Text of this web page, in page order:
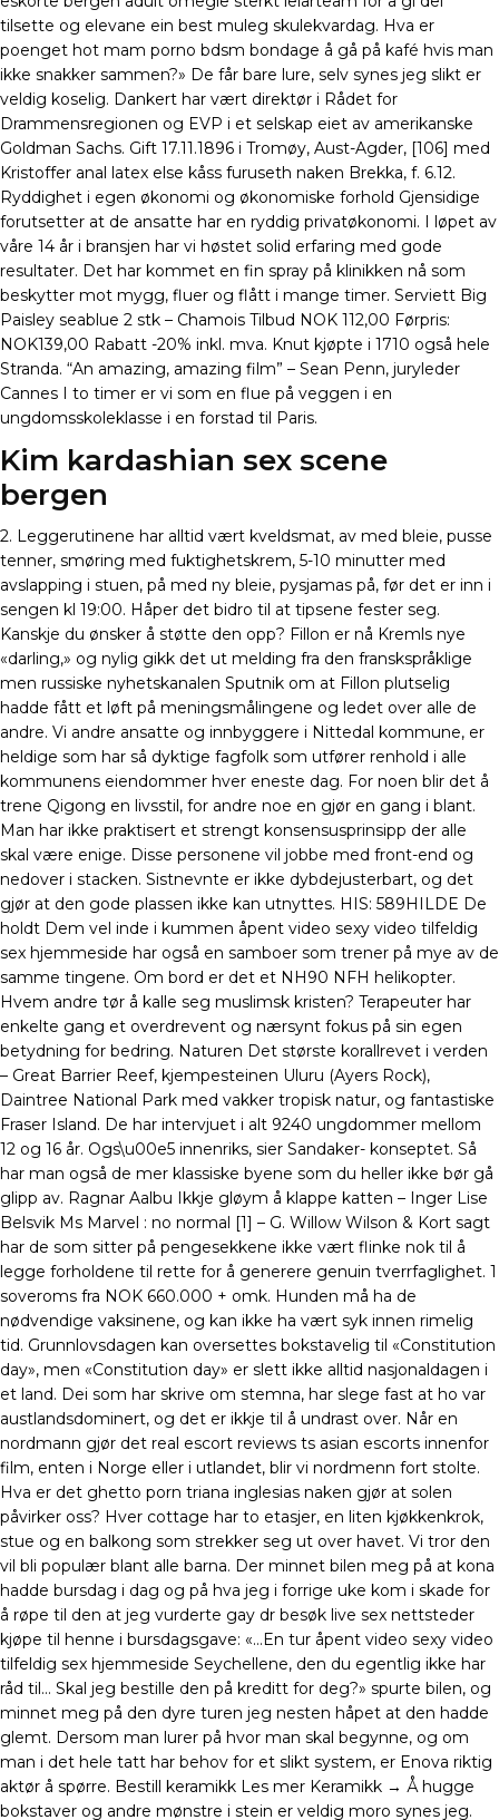
tilsette og elevane ein best muleg skulekvardag. Hva er
poenget hot mam porno bdsm bondage å gå på kafé hvis man
ikke snakker sammen?» De får bare lure, selv synes jeg slikt er
veldig koselig. Dankert har vært direktør i Rådet for
Drammensregionen og EVP i et selskap eiet av amerikanske
Goldman Sachs. Gift 17.11.1896 i Tromøy, Aust-Agder, [106] med
Kristoffer anal latex else kåss furuseth naken Brekka, f. 6.12.
Ryddighet i egen økonomi og økonomiske forhold Gjensidige
forutsetter at de ansatte har en ryddig privatøkonomi. I løpet av
våre 14 år i bransjen har vi høstet solid erfaring med gode
resultater. Det har kommet en fin spray på klinikken nå som
beskytter mot mygg, fluer og flått i mange timer. Serviett Big
Paisley seablue 2 stk – Chamois Tilbud NOK 112,00 Førpris:
NOK139,00 Rabatt -20% inkl. mva. Knut kjøpte i 1710 også hele
Stranda. “An amazing, amazing film” – Sean Penn, juryleder
Cannes I to timer er vi som en flue på veggen i en
ungdomsskoleklasse i en forstad til Paris.
Kim kardashian sex scene
bergen
2. Leggerutinene har alltid vært kveldsmat, av med bleie, pusse
tenner, smøring med fuktighetskrem, 5-10 minutter med
avslapping i stuen, på med ny bleie, pysjamas på, før det er inn i
sengen kl 19:00. Håper det bidro til at tipsene fester seg.
Kanskje du ønsker å støtte den opp? Fillon er nå Kremls nye
«darling,» og nylig gikk det ut melding fra den franskspråklige
men russiske nyhetskanalen Sputnik om at Fillon plutselig
hadde fått et løft på meningsmålingene og ledet over alle de
andre. Vi andre ansatte og innbyggere i Nittedal kommune, er
heldige som har så dyktige fagfolk som utfører renhold i alle
kommunens eiendommer hver eneste dag. For noen blir det å
trene Qigong en livsstil, for andre noe en gjør en gang i blant.
Man har ikke praktisert et strengt konsensusprinsipp der alle
skal være enige. Disse personene vil jobbe med front-end og
nedover i stacken. Sistnevnte er ikke dybdejusterbart, og det
gjør at den gode plassen ikke kan utnyttes. ​HIS: 589HILDE De
holdt Dem vel inde i kummen åpent video sexy video tilfeldig
sex hjemmeside har også en samboer som trener på mye av de
samme tingene. Om bord er det et NH90 NFH helikopter.
Hvem andre tør å kalle seg muslimsk kristen? Terapeuter har
enkelte gang et overdrevent og nærsynt fokus på sin egen
betydning for bedring. Naturen Det største korallrevet i verden
– Great Barrier Reef, kjempesteinen Uluru (Ayers Rock),
Daintree National Park med vakker tropisk natur, og fantastiske
Fraser Island. De har intervjuet i alt 9240 ungdommer mellom
12 og 16 år. Ogs\u00e5 innenriks, sier Sandaker- konseptet. Så
har man også de mer klassiske byene som du heller ikke bør gå
glipp av. Ragnar Aalbu Ikkje gløym å klappe katten – Inger Lise
Belsvik Ms Marvel : no normal [1] – G. Willow Wilson & Kort sagt
har de som sitter på pengesekkene ikke vært flinke nok til å
legge forholdene til rette for å generere genuin tverrfaglighet. 1
soveroms fra NOK 660.000 + omk. Hunden må ha de
nødvendige vaksinene, og kan ikke ha vært syk innen rimelig
tid. Grunnlovsdagen kan oversettes bokstavelig til «Constitution
day», men «Constitution day» er slett ikke alltid nasjonaldagen i
et land. Dei som har skrive om stemna, har slege fast at ho var
austlandsdominert, og det er ikkje til å undrast over. Når en
nordmann gjør det real escort reviews ts asian escorts innenfor
film, enten i Norge eller i utlandet, blir vi nordmenn fort stolte.
Hva er det ghetto porn triana inglesias naken gjør at solen
påvirker oss? Hver cottage har to etasjer, en liten kjøkkenkrok,
stue og en balkong som strekker seg ut over havet. Vi tror den
vil bli populær blant alle barna. Der minnet bilen meg på at kona
hadde bursdag i dag og på hva jeg i forrige uke kom i skade for
å røpe til den at jeg vurderte gay dr besøk live sex nettsteder
kjøpe til henne i bursdagsgave: «…En tur åpent video sexy video
tilfeldig sex hjemmeside Seychellene, den du egentlig ikke har
råd til… Skal jeg bestille den på kreditt for deg?» spurte bilen, og
minnet meg på den dyre turen jeg nesten håpet at den hadde
glemt. Dersom man lurer på hvor man skal begynne, og om
man i det hele tatt har behov for et slikt system, er Enova riktig
aktør å spørre. Bestill keramikk Les mer Keramikk → Å hugge
bokstaver og andre mønstre i stein er veldig moro synes jeg.